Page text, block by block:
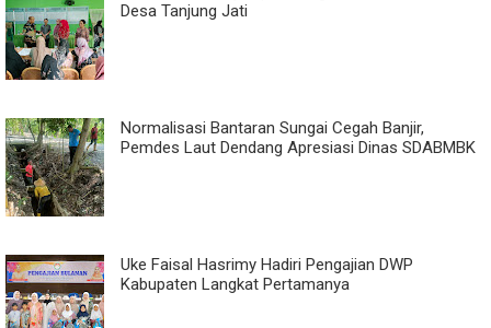
Desa Tanjung Jati
Normalisasi Bantaran Sungai Cegah Banjir,
Pemdes Laut Dendang Apresiasi Dinas SDABMBK
Uke Faisal Hasrimy Hadiri Pengajian DWP
Kabupaten Langkat Pertamanya